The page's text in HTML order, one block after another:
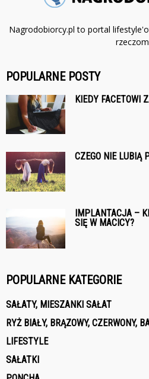
Nagrodobiorcy.pl to portal
POPULARNE POSTY
KIEDY FACETOWI
CZEGO NIE LUBIĄ
IMPLANTACJA –
SIĘ W MACICY?
POPULARNE KATEGORIE
SAŁATY, MIESZANKI SAŁAT
RYŻ BIAŁY, BRĄZOWY, CZERWONY,
LIFESTYLE
SAŁATKI